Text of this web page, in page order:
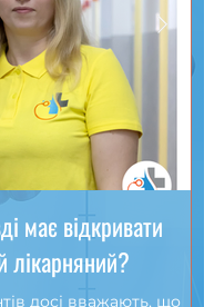
має відкривати
лікарняний?
досі вважають, що